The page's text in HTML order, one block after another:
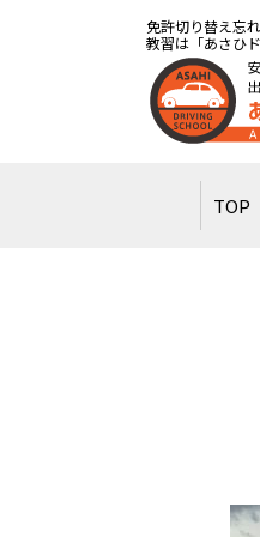
免許切り替え忘
教習は「あさひ
TOP